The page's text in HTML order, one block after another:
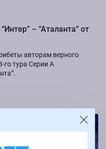
– “Аталанта” от
авторам верного
го тура Серии А